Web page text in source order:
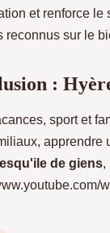
et renforce le
reconnus sur le
:
sport et
de giens,